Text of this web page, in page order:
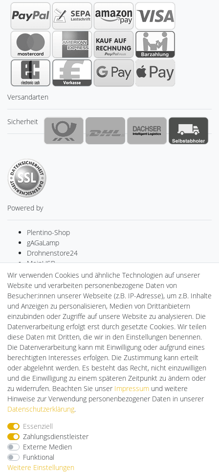
Versandarten
Sicherheit
Powered by
Plentino-Shop
gAGaLamp
Drohnenstore24
MeinUSB
Batteriespeicher
PlentiSolar
LED-RETROSHOP
Ledkauf
DEYESOLAR
Lightech Connect
CardanLight Europe
FORTIMO LEDs
Cardanlight-Shop
Wallbox24
Impressum Daten­schutz­erklärung AGB
Barrierefreiheitserklärung
Wir verwenden Cookies und ähnliche Technologien auf unserer
Website und verarbeiten personenbezogene Daten von
Besucher:innen unserer Webseite (z.B. IP-Adresse), um z.B. Inhalte
und Anzeigen zu personalisieren, Medien von Drittanbietern
einzubinden oder Zugriffe auf unsere Website zu analysieren. Die
Datenverarbeitung erfolgt erst durch gesetzte Cookies. Wir teilen
diese Daten mit Dritten, die wir in den Einstellungen benennen.
Die Datenverarbeitung kann mit Einwilligung oder aufgrund eines
berechtigten Interesses erfolgen. Die Zustimmung kann erteilt
oder abgelehnt werden. Es besteht das Recht, nicht einzuwilligen
und die Einwilligung zu einem späteren Zeitpunkt zu ändern oder
zu widerrufen. Beachten Sie unser Impressum und weitere
Hinweise zur Verwendung personenbezogener Daten in unserer
Daten­schutz­erklärung.
Essenziell
Zahlungsdienstleister
Externe Medien
Funktional
Weitere Einstellungen